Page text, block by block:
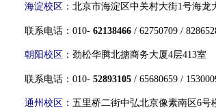
海淀校区 ：北京市海淀区中关村大街1号海龙
联系电话：010- 62138466 / 62750709 /
朝阳校区： 劲松华腾北搪商务大厦4层413室
联系电话：010- 52893105 / 65680659 /
通州校区： 五里桥二街中弘北京像素南区6号